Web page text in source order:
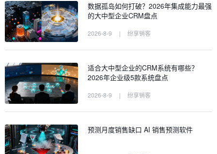
数据孤岛如何打破？2026年集成能力最强
的大中型企业CRM盘点
2026-8-9 | 纷享销客
适合大中型企业的CRM系统有哪些？
2026年企业级5款系统盘点
2026-8-9 | 纷享销客
预测月度销售缺口 AI 销售预测软件